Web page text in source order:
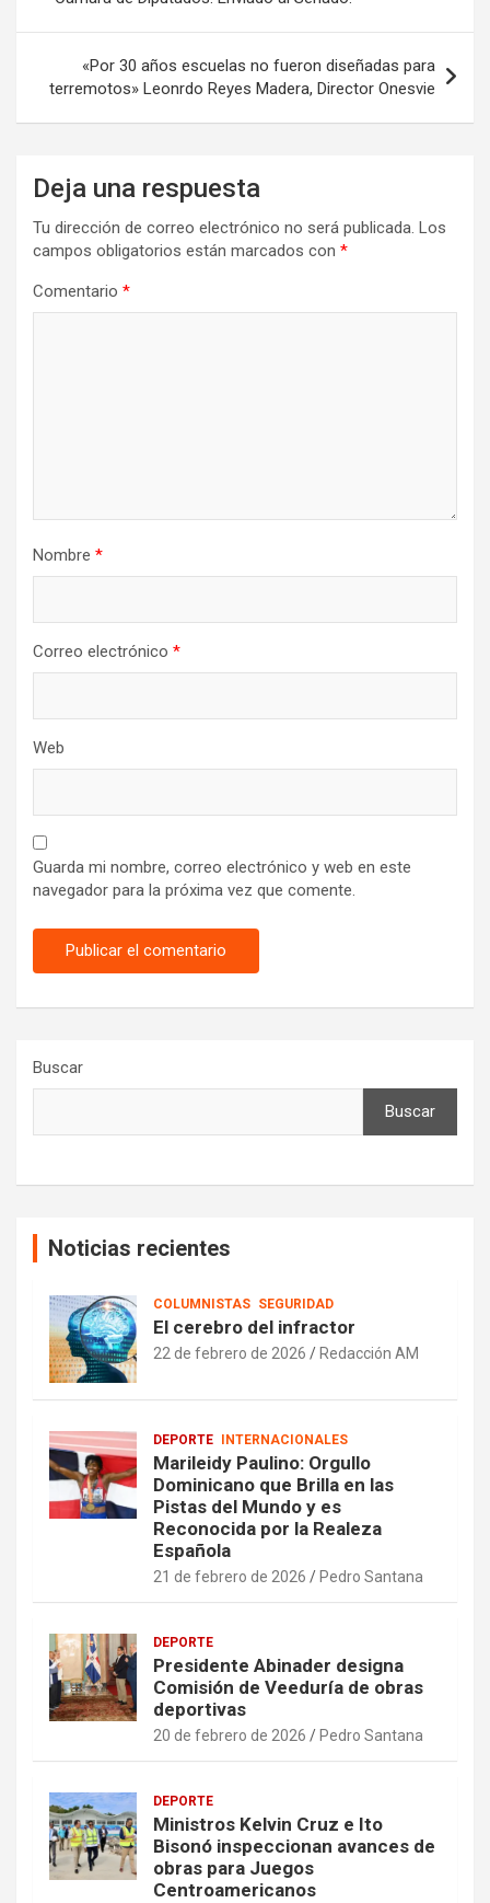
«Por 30 años escuelas no fueron diseñadas para
terremotos» Leonrdo Reyes Madera, Director Onesvie
Deja una respuesta
Tu dirección de correo electrónico no será publicada. Los
campos obligatorios están marcados con *
Comentario *
Nombre *
Correo electrónico *
Web
Guarda mi nombre, correo electrónico y web en este
navegador para la próxima vez que comente.
Buscar
Buscar
Noticias recientes
COLUMNISTAS SEGURIDAD
El cerebro del infractor
22 de febrero de 2026 Redacción AM
DEPORTE INTERNACIONALES
Marileidy Paulino: Orgullo
Dominicano que Brilla en las
Pistas del Mundo y es
Reconocida por la Realeza
Española
21 de febrero de 2026 Pedro Santana
DEPORTE
Presidente Abinader designa
Comisión de Veeduría de obras
deportivas
20 de febrero de 2026 Pedro Santana
DEPORTE
Ministros Kelvin Cruz e Ito
Bisonó inspeccionan avances de
obras para Juegos
Centroamericanos